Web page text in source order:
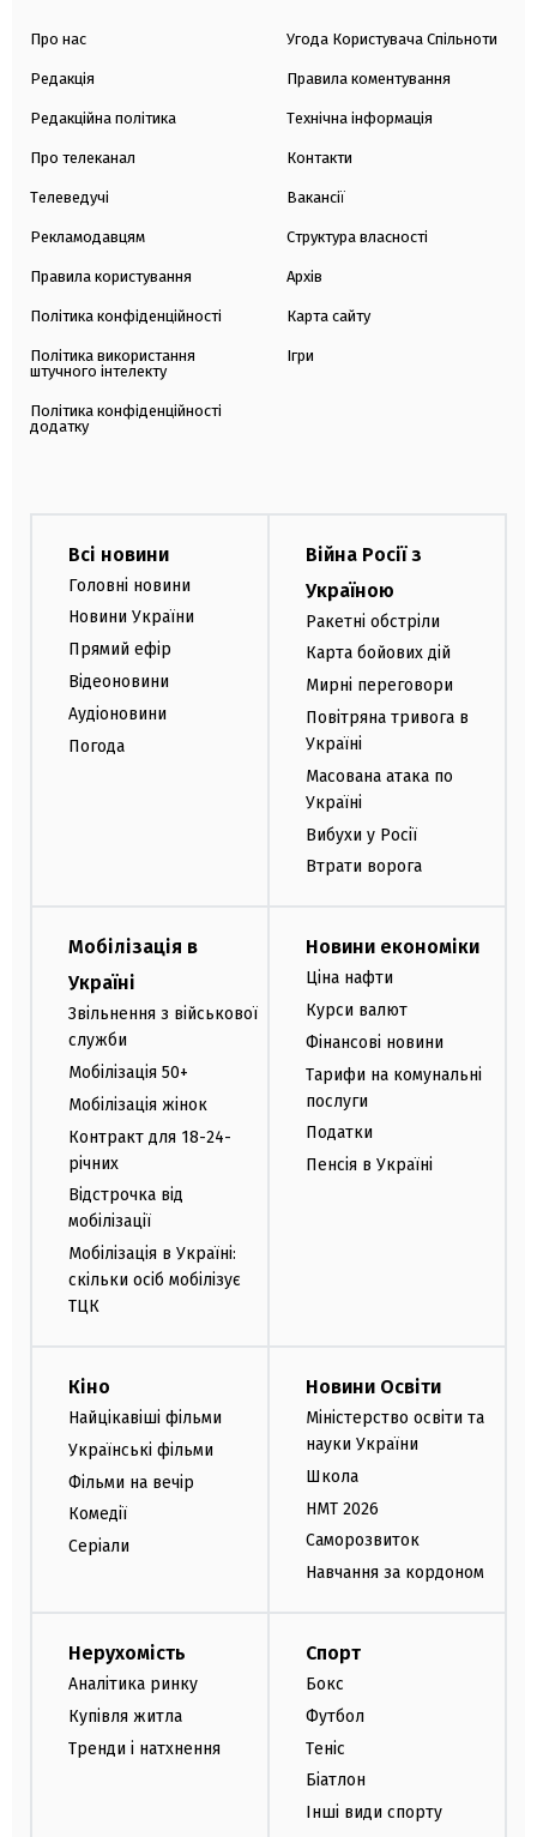
Про нас
Редакція
Редакційна політика
Про телеканал
Телеведучі
Рекламодавцям
Правила користування
Політика конфіденційності
Політика використання
штучного інтелекту
Політика конфіденційності
додатку
Угода Користувача Спільноти
Правила коментування
Технічна інформація
Контакти
Вакансії
Структура власності
Архів
Карта сайту
Ігри
Всі новини
Головні новини
Новини України
Прямий ефір
Відеоновини
Аудіоновини
Погода
Війна Росії з
Україною
Ракетні обстріли
Карта бойових дій
Мирні переговори
Повітряна тривога в
Україні
Масована атака по
Україні
Вибухи у Росії
Втрати ворога
Мобілізація в
Україні
Звільнення з військової
служби
Мобілізація 50+
Мобілізація жінок
Контракт для 18-24-
річних
Відстрочка від
мобілізації
Мобілізація в Україні:
скільки осіб мобілізує
ТЦК
Новини економіки
Ціна нафти
Курси валют
Фінансові новини
Тарифи на комунальні
послуги
Податки
Пенсія в Україні
Кіно
Найцікавіші фільми
Українські фільми
Фільми на вечір
Комедії
Серіали
Новини Освіти
Міністерство освіти та
науки України
Школа
НМТ 2026
Саморозвиток
Навчання за кордоном
Нерухомість
Аналітика ринку
Купівля житла
Тренди і натхнення
Спорт
Бокс
Футбол
Теніс
Біатлон
Інші види спорту